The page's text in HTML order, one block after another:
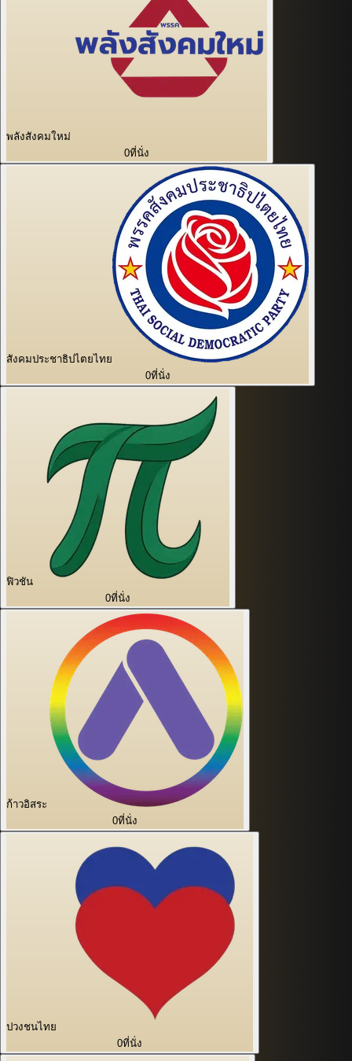
พลังสังคมใหม่
0ที่นั่ง
สังคมประชาธิปไตยไทย
0ที่นั่ง
ฟิวชัน
0ที่นั่ง
ก้าวอิสระ
0ที่นั่ง
ปวงชนไทย
0ที่นั่ง